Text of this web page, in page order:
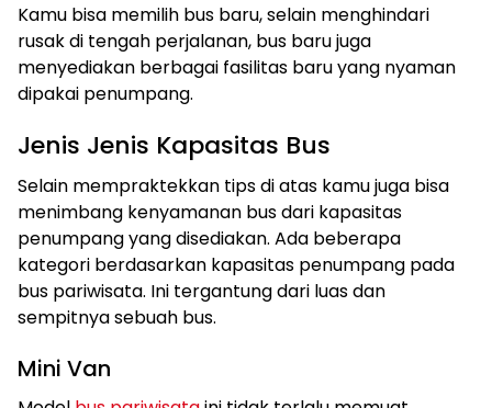
Kamu bisa memilih bus baru, selain menghindari
rusak di tengah perjalanan, bus baru juga
menyediakan berbagai fasilitas baru yang nyaman
dipakai penumpang.
Jenis Jenis Kapasitas Bus
Selain mempraktekkan tips di atas kamu juga bisa
menimbang kenyamanan bus dari kapasitas
penumpang yang disediakan. Ada beberapa
kategori berdasarkan kapasitas penumpang pada
bus pariwisata. Ini tergantung dari luas dan
sempitnya sebuah bus.
Mini Van